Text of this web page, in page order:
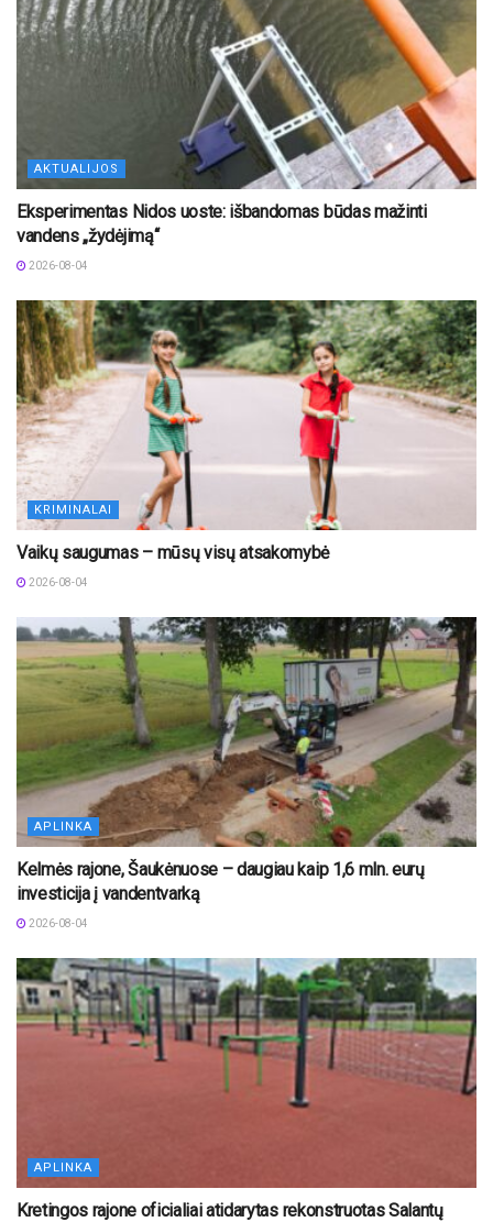
AKTUALIJOS
Eksperimentas Nidos uoste: išbandomas būdas mažinti
vandens „žydėjimą“
2026-08-04
KRIMINALAI
Vaikų saugumas – mūsų visų atsakomybė
2026-08-04
APLINKA
Kelmės rajone, Šaukėnuose – daugiau kaip 1,6 mln. eurų
investicija į vandentvarką
2026-08-04
APLINKA
Kretingos rajone oficialiai atidarytas rekonstruotas Salantų